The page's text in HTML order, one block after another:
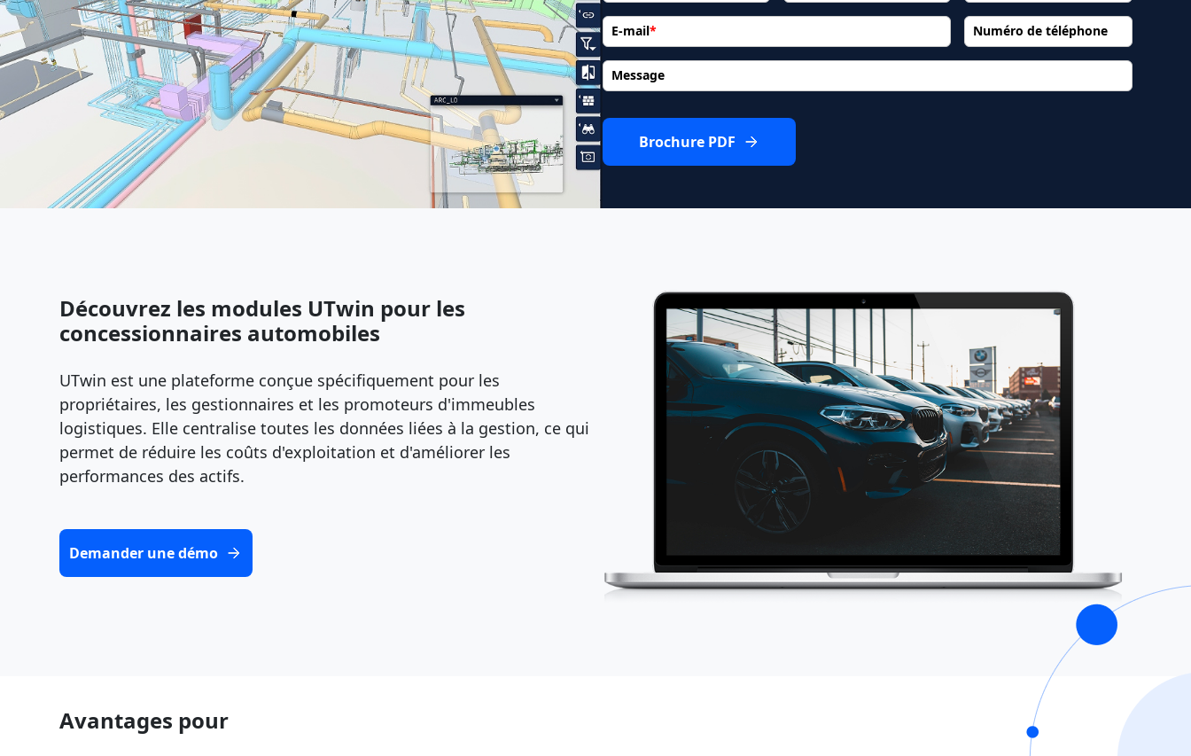
E-mail* Numéro de téléphone
Message
Brochure PDF
Découvrez les modules UTwin pour les
concessionnaires automobiles
UTwin est une plateforme conçue spécifiquement pour les
propriétaires, les gestionnaires et les promoteurs d'immeubles
logistiques. Elle centralise toutes les données liées à la gestion, ce qui
permet de réduire les coûts d'exploitation et d'améliorer les
performances des actifs.
Demander une démo
Avantages pour